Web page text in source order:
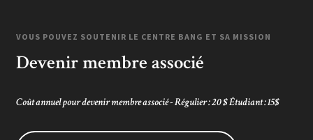
VOUS POUVEZ SOUTENIR LE CENTRE BANG ET SA MISSION
Devenir membre associé
Coût annuel pour devenir membre associé - Régulier : 20 $ Étudiant : 15$